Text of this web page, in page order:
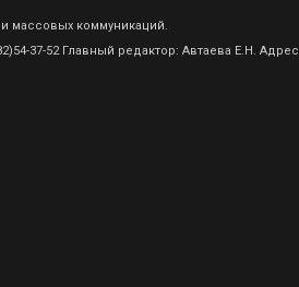
массовых коммуникаций.
37-52 Главный редактор: Автаева Е.Н. Адрес